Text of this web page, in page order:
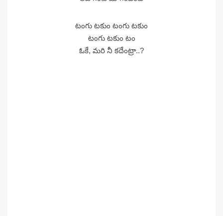
టంగు టకుం టంగు టకుం
టంగు టకుం టం
ఓకే, మరి నీ కదేంట్రా..?